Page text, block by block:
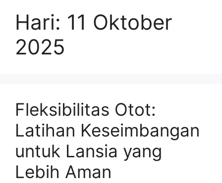
Hari: 11 Oktober
2025
Fleksibilitas Otot:
Latihan Keseimbangan
untuk Lansia yang
Lebih Aman